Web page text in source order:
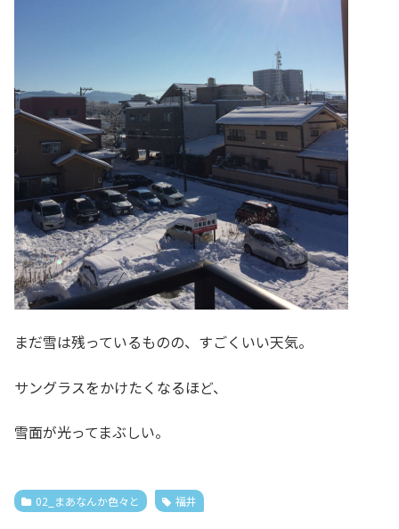
まだ雪は残っているものの、すごくいい天気。
サングラスをかけたくなるほど、
雪面が光ってまぶしい。
02_まあなんか色々と 福井